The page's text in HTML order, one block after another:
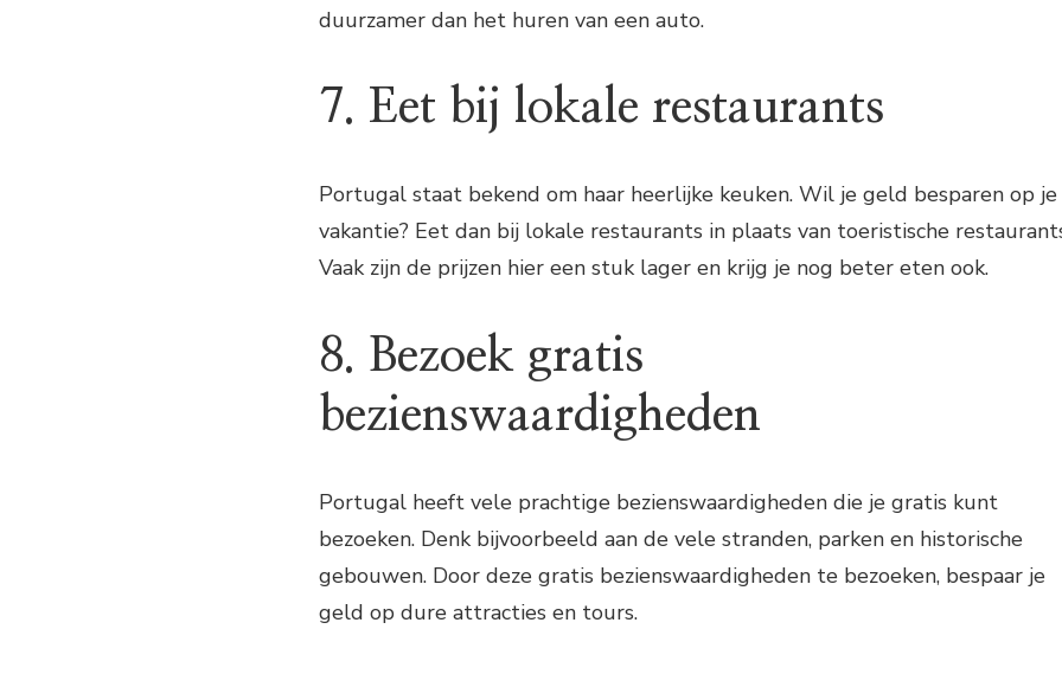
duurzamer dan het huren van een auto.
7. Eet bij lokale restaurants
Portugal staat bekend om haar heerlijke keuken. Wil je geld besparen op je
vakantie? Eet dan bij lokale restaurants in plaats van toeristische
Vaak zijn de prijzen hier een stuk lager en krijg je nog beter eten ook.
8. Bezoek gratis
bezienswaardigheden
Portugal heeft vele prachtige bezienswaardigheden die je gratis kunt
bezoeken. Denk bijvoorbeeld aan de vele stranden, parken en historische
gebouwen. Door deze gratis bezienswaardigheden te bezoeken, bespaar je
geld op dure attracties en tours.